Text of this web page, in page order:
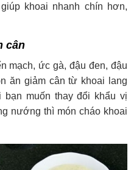
khoai nhanh chín hơn,
cân
mạch, ức gà, đậu đen, đậu
ăn giảm cân từ khoai lang
bạn muốn thay đổi khẩu vị
nướng thì món cháo khoai